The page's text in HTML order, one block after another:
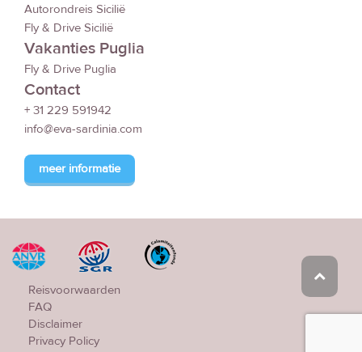
Autorondreis Sicilië
Fly & Drive Sicilië
Vakanties Puglia
Fly & Drive Puglia
Contact
+ 31 229 591942
info@eva-sardinia.com
meer informatie
Reisvoorwaarden
FAQ
Disclaimer
Privacy Policy